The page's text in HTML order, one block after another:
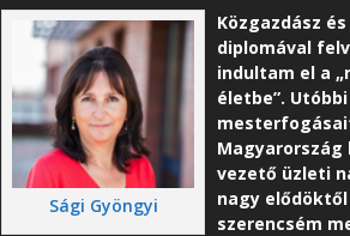
Sági Gyöngyi
Közgazdász
diplomával
indultam el a
életbe”.
Magyarország
vezető üzleti
nagy
szerencsém